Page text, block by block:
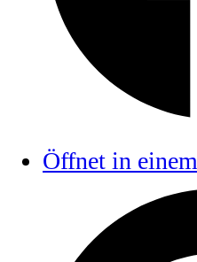
Öffnet in